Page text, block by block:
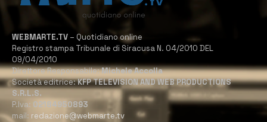
WEBMARTE.TV – Quotidiano online
Registro stampa Tribunale di Siracusa N. 04/2010 DEL
09/04/2010
Direttore Responsabile:Michele Accolla
Società editrice:KFP TELEVISION AND WEB PRODUCTIONS
S.R.L.S.
P.Iva: 02184950893
mail: redazione@webmarte.tv